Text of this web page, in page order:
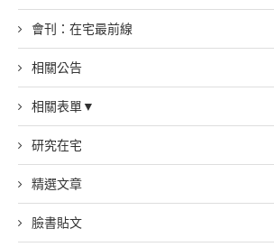
會刊：在宅最前線
相關公告
相關表單▼
研究在宅
精選文章
臉書貼文